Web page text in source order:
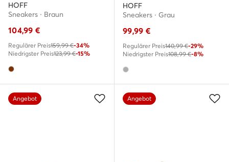
HOFF
Sneakers · Braun
104,99 €
Regulärer Preis159,99 €-34%
Niedrigster Preis123,99 €-15%
HOFF
Sneakers · Grau
99,99 €
Regulärer Preis140,99 €-29%
Niedrigster Preis108,99 €-8%
Angebot Angebot